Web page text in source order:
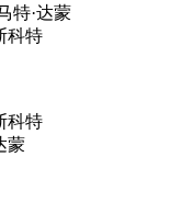
特·达蒙
科特
科特
蒙